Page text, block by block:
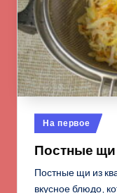
Опубликовано
в
На первое
Постные щи
Постные щи из
вкусное блюдо,